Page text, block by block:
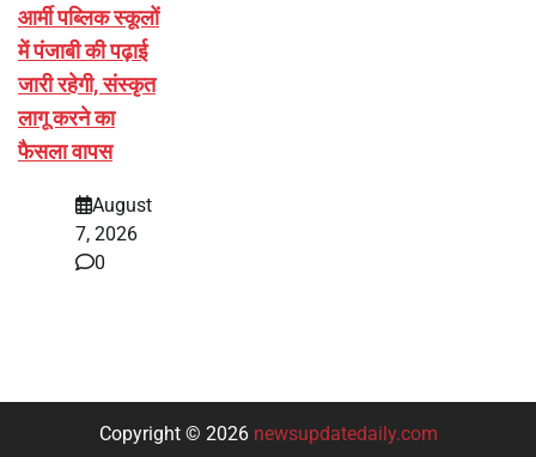
आर्मी पब्लिक स्कूलों
में पंजाबी की पढ़ाई
जारी रहेगी, संस्कृत
लागू करने का
फैसला वापस
August
7, 2026
0
Copyright © 2026 newsupdatedaily.com